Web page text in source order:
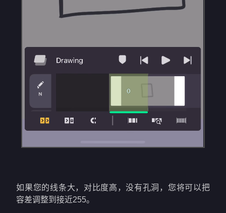
如果您的线条大，对比度高，没有孔洞，您将可以把
容差调整到接近255。